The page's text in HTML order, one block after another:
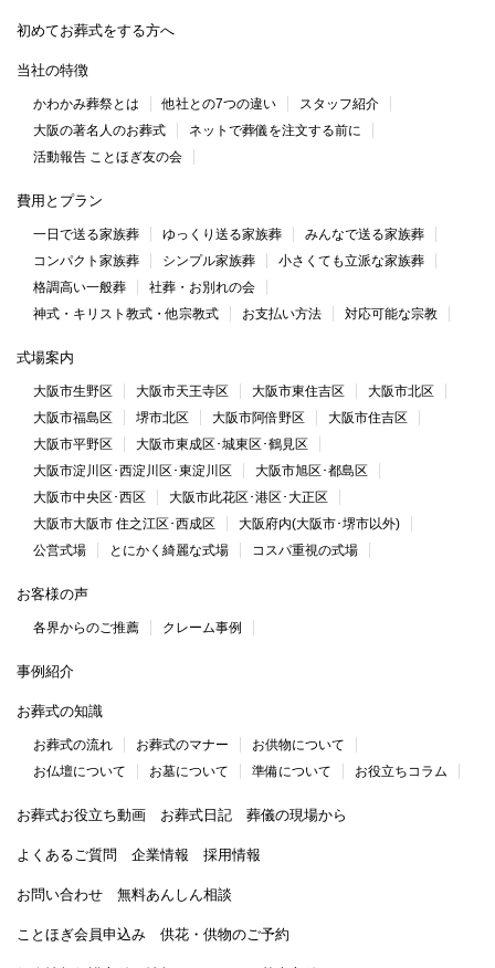
初めてお葬式をする方へ
当社の特徴
かわかみ葬祭とは 他社との7つの違い
スタッフ紹介
大阪の著名人のお葬式
ネットで葬儀を注文する前に
活動報告 ことほぎ友の会
費用とプラン
一日で送る家族葬 ゆっくり送る家族葬
みんなで送る家族葬
コンパクト家族葬
シンプル家族葬
小さくても立派な家族葬
格調高い一般葬
社葬・お別れの会
神式・キリスト教式・他宗教式
お支払い方法 対応可能な宗教
式場案内
大阪市生野区 大阪市天王寺区 大阪市東住吉区
大阪市北区
大阪市福島区
堺市北区 大阪市阿倍野区
大阪市住吉区
大阪市平野区
大阪市東成区･城東区･鶴見区
大阪市淀川区･西淀川区･東淀川区
大阪市旭区･都島区
大阪市中央区･西区
大阪市此花区･港区･大正区
大阪市大阪市 住之江区･西成区
大阪府内(大阪市･堺市以外)
公営式場
とにかく綺麗な式場 コスパ重視の式場
お客様の声
各界からのご推薦 クレーム事例
事例紹介
お葬式の知識
お葬式の流れ お葬式のマナー
お供物について
お仏壇について
お墓について 準備について お役立ちコラム
お葬式お役立ち動画 お葬式日記 葬儀の現場から
よくあるご質問 企業情報 採用情報
お問い合わせ 無料あんしん相談
ことほぎ会員申込み 供花・供物のご予約